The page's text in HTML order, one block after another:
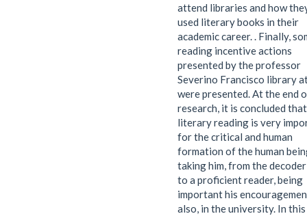
attend libraries and how
used literary books in their
academic career. . Finally,
reading incentive actions
presented by the professor
Severino Francisco library
were presented. At the end
research, it is concluded that
literary reading is very
for the critical and human
formation of the human
taking him, from the
to a proficient reader, being
important his
also, in the university. In this